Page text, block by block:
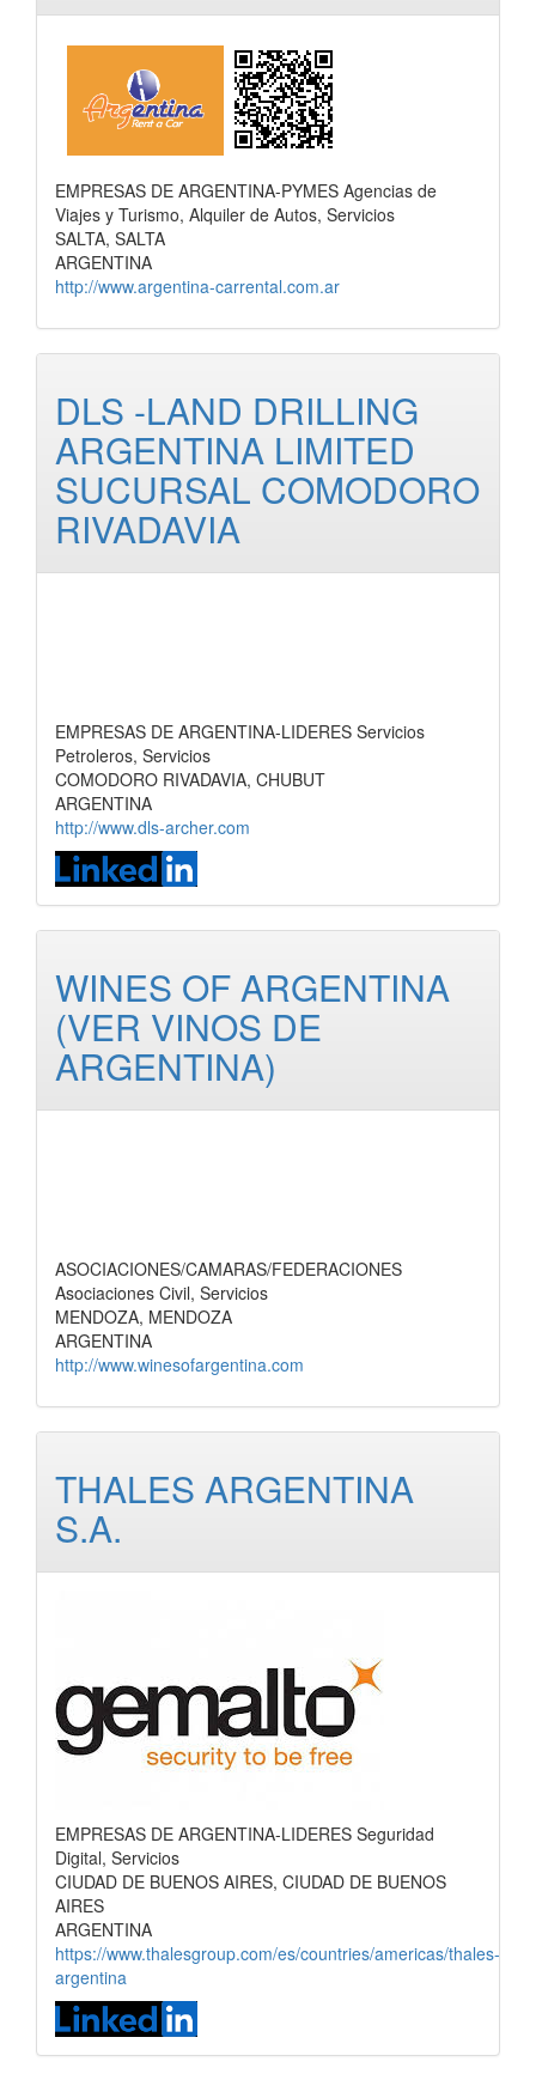
EMPRESAS DE ARGENTINA-PYMES Agencias de
Viajes y Turismo, Alquiler de Autos, Servicios
SALTA, SALTA
ARGENTINA
http://www.argentina-carrental.com.ar
DLS -LAND DRILLING
ARGENTINA LIMITED
SUCURSAL COMODORO
RIVADAVIA
EMPRESAS DE ARGENTINA-LIDERES Servicios
Petroleros, Servicios
COMODORO RIVADAVIA, CHUBUT
ARGENTINA
http://www.dls-archer.com
WINES OF ARGENTINA
(VER VINOS DE
ARGENTINA)
ASOCIACIONES/CAMARAS/FEDERACIONES
Asociaciones Civil, Servicios
MENDOZA, MENDOZA
ARGENTINA
http://www.winesofargentina.com
THALES ARGENTINA
S.A.
EMPRESAS DE ARGENTINA-LIDERES Seguridad
Digital, Servicios
CIUDAD DE BUENOS AIRES, CIUDAD DE BUENOS
AIRES
ARGENTINA
https://www.thalesgroup.com/es/countries/americas/thales-
argentina